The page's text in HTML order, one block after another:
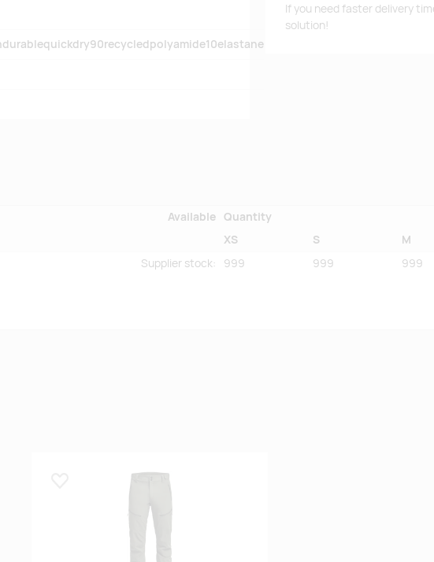
If you need faster delivery
solution!
Available
Quantity
XS
S M
Supplier stock: 999 999 999